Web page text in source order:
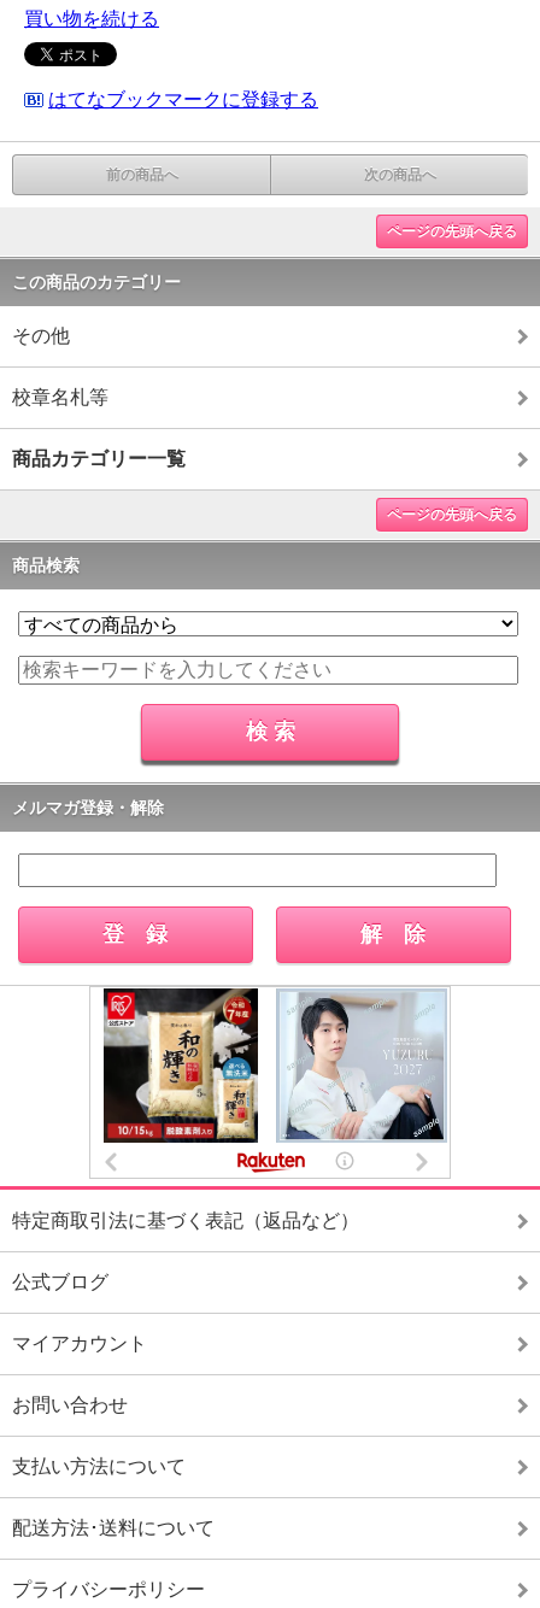
買い物を続ける
はてなブックマークに登録する
前の商品へ 次の商品へ
ページの先頭へ戻る
この商品のカテゴリー
その他
校章名札等
商品カテゴリー一覧
ページの先頭へ戻る
商品検索
メルマガ登録・解除
特定商取引法に基づく表記（返品など）
公式ブログ
マイアカウント
お問い合わせ
支払い方法について
配送方法･送料について
プライバシーポリシー